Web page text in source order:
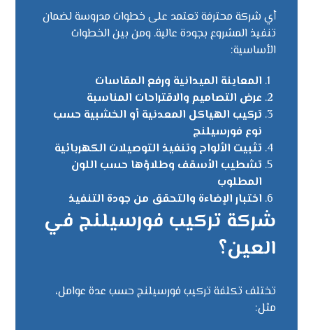
أي شركة محترفة تعتمد على خطوات مدروسة لضمان
تنفيذ المشروع بجودة عالية. ومن بين الخطوات
الأساسية:
المعاينة الميدانية ورفع المقاسات
عرض التصاميم والاقتراحات المناسبة
تركيب الهياكل المعدنية أو الخشبية حسب
نوع فورسيلنج
تثبيت الألواح وتنفيذ التوصيلات الكهربائية
تشطيب الأسقف وطلاؤها حسب اللون
المطلوب
اختبار الإضاءة والتحقق من جودة التنفيذ
شركة تركيب فورسيلنج في
العين؟
تختلف تكلفة تركيب فورسيلنج حسب عدة عوامل،
مثل: